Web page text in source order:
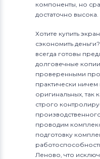
компоненты, но
достаточно высока.
Хотите купить
сэкономить
всегда готовы
долговечные
проверенными
практически
оригинальных, так
строго
проводим
подготовку
Леново, что